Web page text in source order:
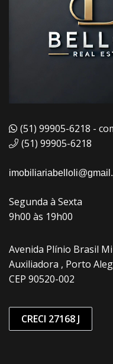
(51) 99905-6218 -
(51) 99905-6218
Segunda à Sexta
9h00 às 19h00
Avenida Plínio Brasil
Auxiliadora , Porto
CEP 90520-002
CRECI 27168 J